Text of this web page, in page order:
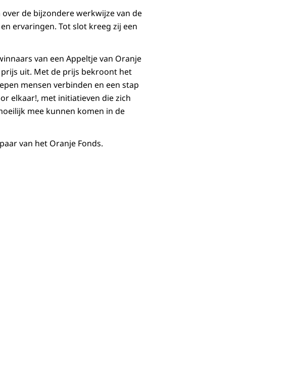
de bijzondere werkwijze van de
ervaringen. Tot slot kreeg zij een
van een Appeltje van Oranje
uit. Met de prijs bekroont het
mensen verbinden en een stap
elkaar!, met initiatieven die zich
mee kunnen komen in de
van het Oranje Fonds.